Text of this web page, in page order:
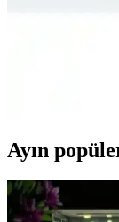
Slazenger
Ayın